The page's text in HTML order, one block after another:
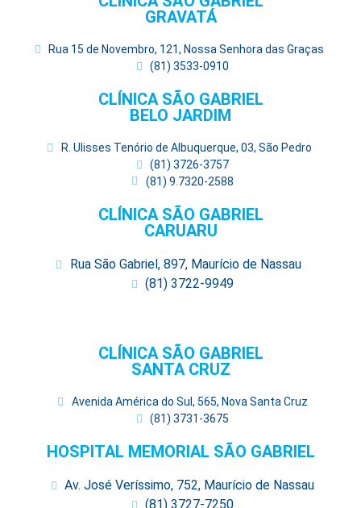
GRAVATÁ
Rua 15 de Novembro, 121, Nossa Senhora das Graças
(81) 3533-0910
CLÍNICA SÃO GABRIEL
BELO JARDIM
R. Ulisses Tenório de Albuquerque, 03, São Pedro
(81) 3726-3757
(81) 9.7320-2588
CLÍNICA SÃO GABRIEL
CARUARU
Rua São Gabriel, 897, Maurício de Nassau
(81) 3722-9949
CLÍNICA SÃO GABRIEL
SANTA CRUZ
Avenida América do Sul, 565, Nova Santa Cruz
(81) 3731-3675
HOSPITAL MEMORIAL SÃO GABRIEL
Av. José Veríssimo, 752, Maurício de Nassau
(81) 3727-7250